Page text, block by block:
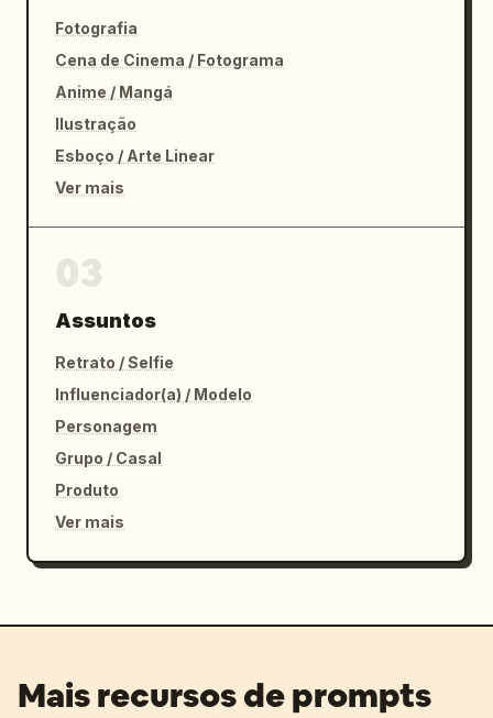
Fotografia
Cena de Cinema / Fotograma
Anime / Mangá
Ilustração
Esboço / Arte Linear
Ver mais
Assuntos
Retrato / Selfie
Influenciador(a) / Modelo
Personagem
Grupo / Casal
Produto
Ver mais
Mais recursos de prompts